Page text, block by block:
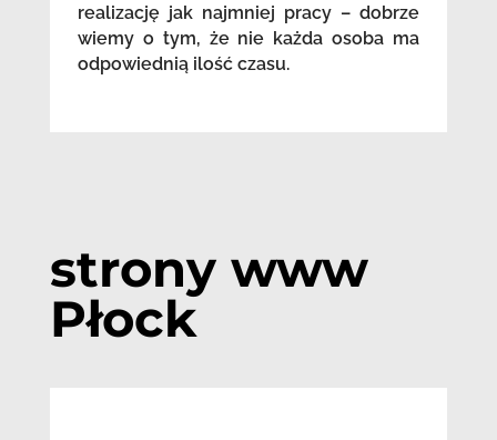
realizację jak najmniej pracy – dobrze
wiemy o tym, że nie każda osoba ma
odpowiednią ilość czasu.
strony www
Płock